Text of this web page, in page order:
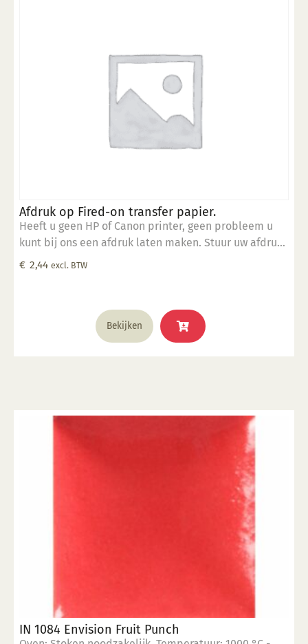
Afdruk op Fired-on transfer papier.
Heeft u geen HP of Canon printer, geen probleem u
kunt bij ons een afdruk laten maken. Stuur uw afdruk
in pdf formaat naar ons email adres en bestel dit
€ 2,44 excl. BTW
Bekijken
IN 1084 Envision Fruit Punch